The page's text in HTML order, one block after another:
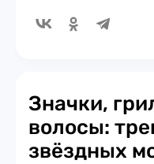
Значки,
волосы:
звёздных